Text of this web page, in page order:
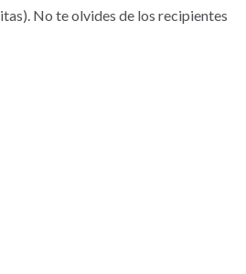
No te olvides de los recipientes